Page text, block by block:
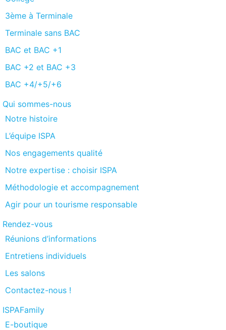
3ème à Terminale
Terminale sans BAC
BAC et BAC +1
BAC +2 et BAC +3
BAC +4/+5/+6
Qui sommes-nous
Notre histoire
L’équipe ISPA
Nos engagements qualité
Notre expertise : choisir ISPA
Méthodologie et accompagnement
Agir pour un tourisme responsable
Rendez-vous
Réunions d’informations
Entretiens individuels
Les salons
Contactez-nous !
ISPAFamily
E-boutique